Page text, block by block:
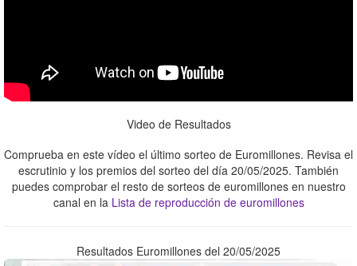
Video de Resultados
Comprueba en este vídeo el último sorteo de Euromillones. Revisa el
escrutinio y los premios del sorteo del día 20/05/2025. También
puedes comprobar el resto de sorteos de euromillones en nuestro
canal en la Lista de reproducción de euromillones
Resultados Euromillones del 20/05/2025